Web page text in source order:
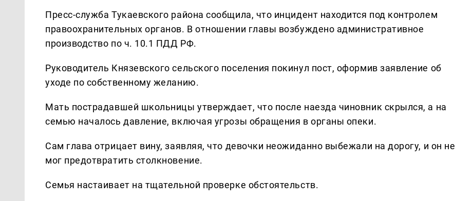
Пресс-служба Тукаевского района сообщила, что инцидент находится под контролем
правоохранительных органов. В отношении главы возбуждено административное
производство по ч. 10.1 ПДД РФ.
Руководитель Князевского сельского поселения покинул пост, оформив заявление об
уходе по собственному желанию.
Мать пострадавшей школьницы утверждает, что после наезда чиновник скрылся, а на
семью началось давление, включая угрозы обращения в органы опеки.
Сам глава отрицает вину, заявляя, что девочки неожиданно выбежали на дорогу, и он не
мог предотвратить столкновение.
Семья настаивает на тщательной проверке обстоятельств.